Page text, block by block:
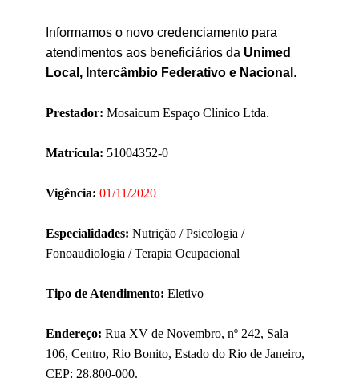
Informamos o novo credenciamento para
atendimentos aos beneficiários da Unimed
Local, Intercâmbio Federativo e Nacional .
Prestador: Mosaicum Espaço Clínico Ltda.
Matrícula: 51004352-0
Vigência: 01/11/2020
Especialidades: Nutrição / Psicologia /
Fonoaudiologia / Terapia Ocupacional
Tipo de Atendimento: Eletivo
Endereço: Rua XV de Novembro, nº 242, Sala
106, Centro, Rio Bonito, Estado do Rio de Janeiro,
CEP: 28.800-000.